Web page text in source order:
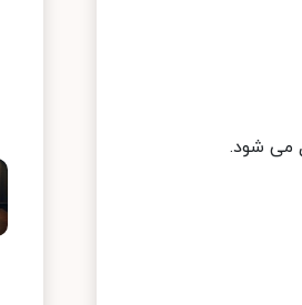
شود.